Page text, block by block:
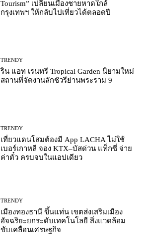
Tourism” เปลี่ยนเมืองชายหาดใกล้
กรุงเทพฯ ให้กลับไปเที่ยวได้ตลอดปี
TRENDY
ริน แอท เรนทรี Tropical Garden นิยามใหม่
สถานที่จัดงานลักชัวรีย่านพระราม 9
TRENDY
เที่ยวแดนโสมต้องมี App LACHA ไม่ใช้
เบอร์เกาหลี จอง KTX–บัสด่วน แท็กซี่ จ่าย
ค่าตั๋ว ครบจบในแอปเดียว
TRENDY
เมืองทองธานี ขึ้นแท่น เขตส่งเสริมเมือง
อัจฉริยะยกระดับเทคโนโลยี สิ่งแวดล้อม
ขับเคลื่อนเศรษฐกิจ